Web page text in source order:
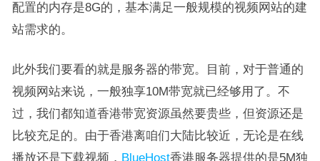
配置的内存是8G的，基本满足一般规模的视频网站的建
站需求的。
此外我们要看的就是服务器的带宽。目前，对于普通的
视频网站来说，一般独享10M带宽就已经够用了。不
过，我们都知道香港带宽资源虽然要贵些，但资源还是
比较充足的。由于香港离咱们大陆比较近，无论是在线
播放还是下载视频， BlueHost香港服务器提供的是5M独